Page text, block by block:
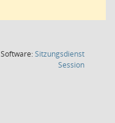
Software:Sitzungsdienst
Session(Wird in